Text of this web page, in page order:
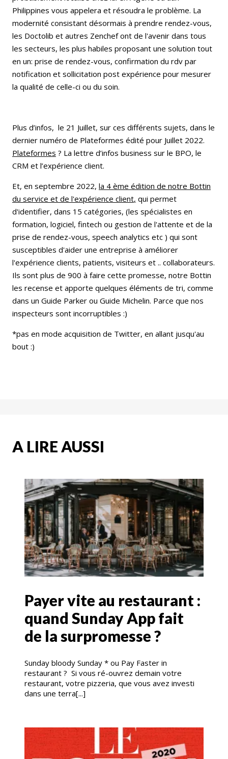
Philippines vous appelera et résoudra le problème. La
modernité consistant désormais à prendre rendez-vous,
les Doctolib et autres Zenchef ont de l'avenir dans tous
les secteurs, les plus habiles proposant une solution tout
en un: prise de rendez-vous, confirmation du rdv par
notification et sollicitation post expérience pour mesurer
la qualité de celle-ci ou du soin.
Plus d’infos, le 21 Juillet, sur ces différents sujets, dans le
dernier numéro de Plateformes édité pour Juillet 2022.
Plateformes ? La lettre d’infos business sur le BPO, le
CRM et l’expérience client.
Et, en septembre 2022, la 4 ème édition de notre Bottin
du service et de l'expérience client, qui permet
d'identifier, dans 15 catégories, (les spécialistes en
formation, logiciel, fintech ou gestion de l'attente et de la
prise de rendez-vous, speech analytics etc ) qui sont
susceptibles d'aider une entreprise à améliorer
l'expérience clients, patients, visiteurs et .. collaborateurs.
Ils sont plus de 900 à faire cette promesse, notre Bottin
les recense et apporte quelques éléments de tri, comme
dans un Guide Parker ou Guide Michelin. Parce que nos
inspecteurs sont incorruptibles :)
*pas en mode acquisition de Twitter, en allant jusqu'au
bout :)
A LIRE AUSSI
Payer vite au restaurant :
quand Sunday App fait
de la surpromesse ?
Sunday bloody Sunday * ou Pay Faster in
restaurant ? Si vous ré-ouvrez demain votre
restaurant, votre pizzeria, que vous avez investi
dans une terra[...]